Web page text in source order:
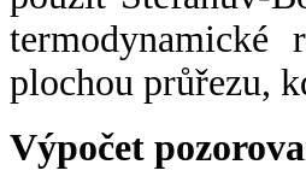
termodynamické
plochou průřezu,
Výpočet